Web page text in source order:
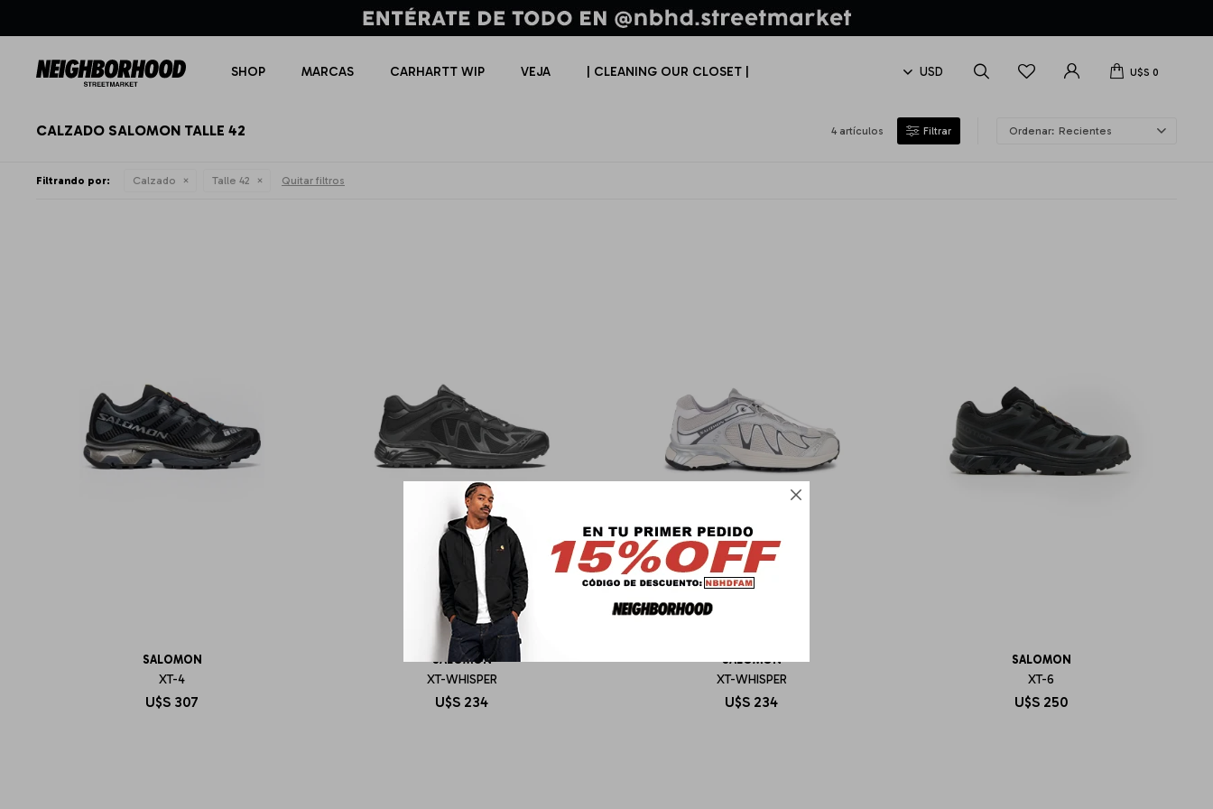

SHOP MARCAS CARHARTT WIP VEJA | CLEANING OUR CLOSET | U$S 0
CALZADO SALOMON TALLE 42 4 artículos Recientes
Filtrando por: Calzado Talle 42 Quitar filtros
SALOMON
XT-4
U$S 307
SALOMON
XT-WHISPER
U$S 234
SALOMON
XT-WHISPER
U$S 234
SALOMON
XT-6
U$S 250